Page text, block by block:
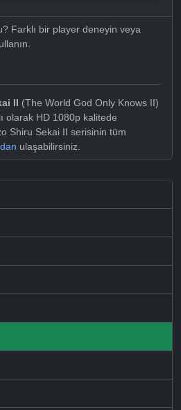
Farklı bir player deneyin veya
II (The World God Only Knows II)
olarak HD 1080p kalitede
Shiru Sekai II serisinin tüm
ulaşabilirsiniz.